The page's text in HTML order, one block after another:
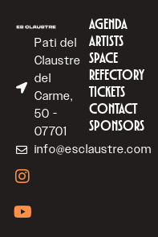
Pati del
Claustre
del
Carme,
50 -
07701
info@esclaustre.com
AGENDA
ARTISTS
SPACE
REFECTORY
TICKETS
CONTACT
SPONSORS